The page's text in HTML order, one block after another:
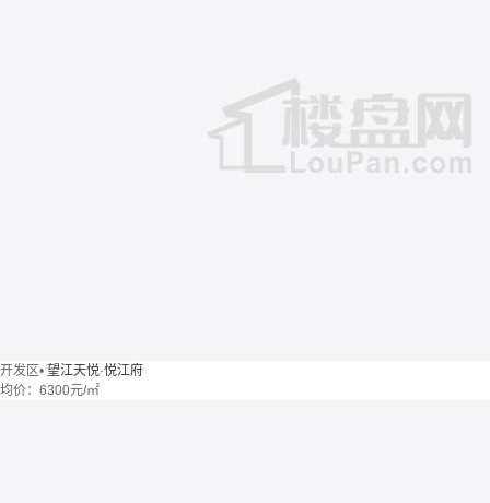
开发区• 望江天悦·悦江府
均价： 6300元/㎡